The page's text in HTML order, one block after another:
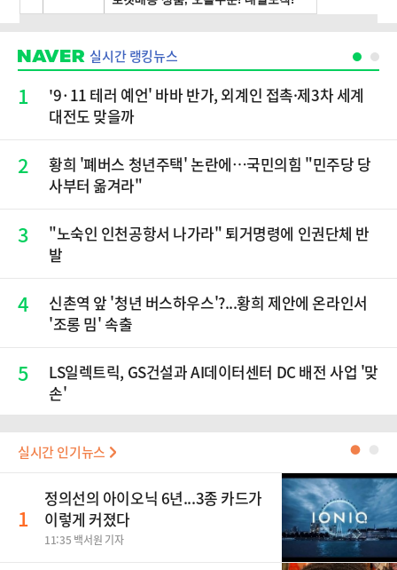
실시간 랭킹뉴스
1
'9·11 테러 예언' 바바 반가, 외계인 접촉·제3차 세계
대전도 맞을까
2
황희 '폐버스 청년주택' 논란에…국민의힘 "민주당 당
사부터 옮겨라"
3
"노숙인 인천공항서 나가라" 퇴거명령에 인권단체 반
발
4
신촌역 앞 '청년 버스하우스'?...황희 제안에 온라인서
'조롱 밈' 속출
5
LS일렉트릭, GS건설과 AI데이터센터 DC 배전 사업 '맞
손'
실시간 인기뉴스 ●
1
정의선의 아이오닉 6년...3종 카드가
이렇게 커졌다
11:35 백서원 기자